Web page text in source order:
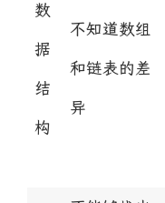
数
据
结
构
不知道数组
和链表的差
异